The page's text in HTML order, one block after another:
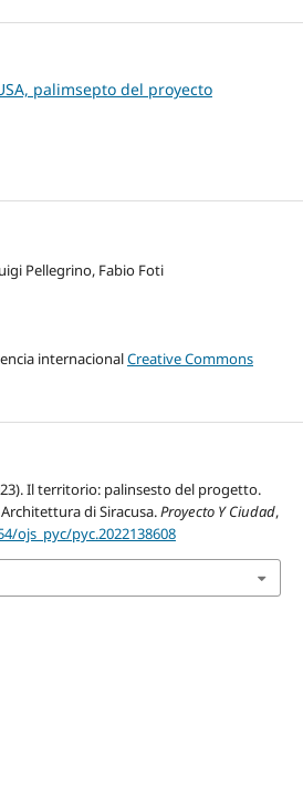
palimsepto del proyecto
Pellegrino, Fabio Foti
internacionalCreative Commons
Il territorio: palinsesto del progetto.
di Siracusa.Proyecto Y Ciudad,
ojs_pyc/pyc.2022138608